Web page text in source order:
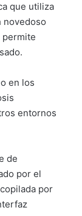
que utiliza
novedoso
permite
en los
entornos
de
por el
por